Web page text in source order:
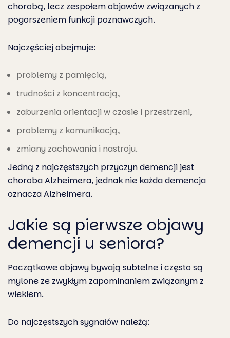
chorobą, lecz zespołem objawów związanych z
pogorszeniem funkcji poznawczych.
Najczęściej obejmuje:
problemy z pamięcią,
trudności z koncentracją,
zaburzenia orientacji w czasie i przestrzeni,
problemy z komunikacją,
zmiany zachowania i nastroju.
Jedną z najczęstszych przyczyn demencji jest
choroba Alzheimera, jednak nie każda demencja
oznacza Alzheimera.
Jakie są pierwsze objawy
demencji u seniora?
Początkowe objawy bywają subtelne i często są
mylone ze zwykłym zapominaniem związanym z
wiekiem.
Do najczęstszych sygnałów należą: